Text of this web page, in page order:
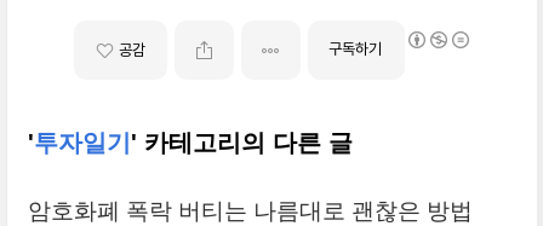
공감 구독하기
'투자일기 ' 카테고리의 다른 글
암호화폐 폭락 버티는 나름대로 괜찮은 방법